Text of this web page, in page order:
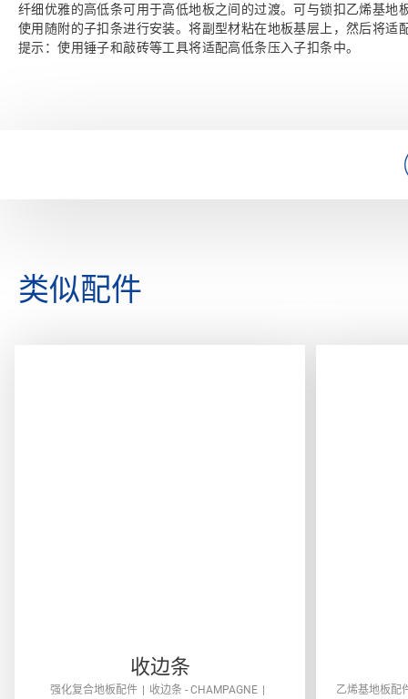
纤细优雅的高低条可用于高低地板之间的过渡。可与锁扣乙烯基地
使用随附的子扣条进行安装。将副型材粘在地板基层上，然后将适
提示：使用锤子和敲砖等工具将适配高低条压入子扣条中。
类似配件
收边条
强化复合地板配件
收边条 - CHAMPAGNE
乙烯基地板配